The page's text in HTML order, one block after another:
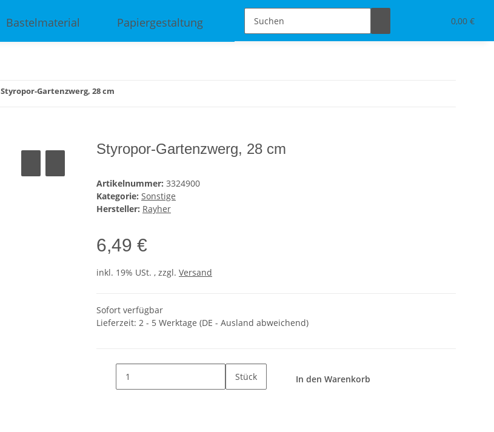
0,00 €
Bastelmaterial Papiergestaltung Schmuckdesign Tischdeko & Accessoires
Styropor-Gartenzwerg, 28 cm
Styropor-Gartenzwerg, 28 cm
Artikelnummer: 3324900
Kategorie: Sonstige
Hersteller: Rayher
6,49 €
inkl. 19% USt. , zzgl. Versand
Sofort verfügbar
Lieferzeit: 2 - 5 Werktage (DE - Ausland abweichend)
Stück In den Warenkorb